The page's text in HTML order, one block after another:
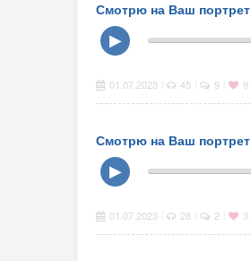
Смотрю на Ваш портрет
▶
01.07.2023 45 9 9
Смотрю на Ваш портрет
▶
01.07.2023 28 2 3